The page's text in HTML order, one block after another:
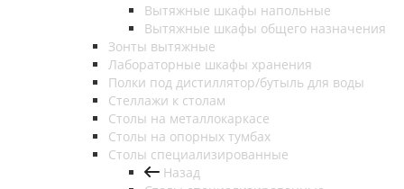
Вытяжные шкафы напольные
Вытяжные шкафы общего назначения
Зонты вытяжные
Лабораторные шкафы хранения
Полки под дистиллятор/бутыль для воды
Стеллажи к столам
Столы на металлокаркасе
Столы на опорных тумбах
Столы специализированные
Назад